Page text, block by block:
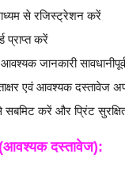
से रजिस्ट्रेशन करें
प्राप्त करें
जानकारी
एवं आवश्यक दस्तावेज
करें और प्रिंट
दस्तावेज):